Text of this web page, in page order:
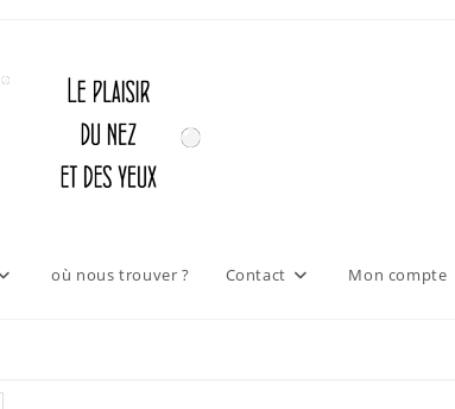
où nous trouver ? Contact Mon compte